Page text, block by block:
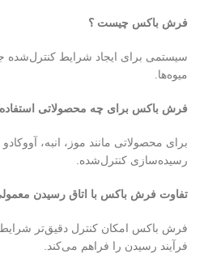
فرش باکس چیست ؟
سیستمی برای ایجاد شرایط
میوه‌ها.
فرش باکس برای چه محصولاتی
برای محصولاتی مانند موز، انبه،
رسیده‌سازی کنترل‌شده.
تفاوت فرش باکس با اتاق رسیدن
فرش باکس امکان کنترل دقیق‌تر
فرآیند رسیدن را فراهم می‌کند.